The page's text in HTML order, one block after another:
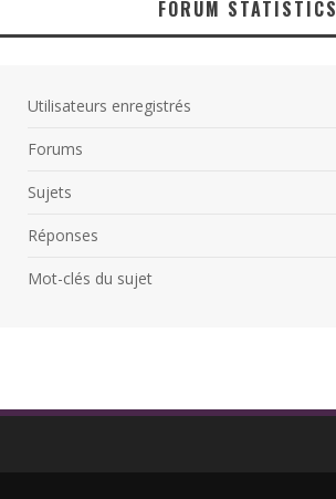
FORUM STATISTICS
Utilisateurs enregistrés
Forums
Sujets
Réponses
Mot-clés du sujet